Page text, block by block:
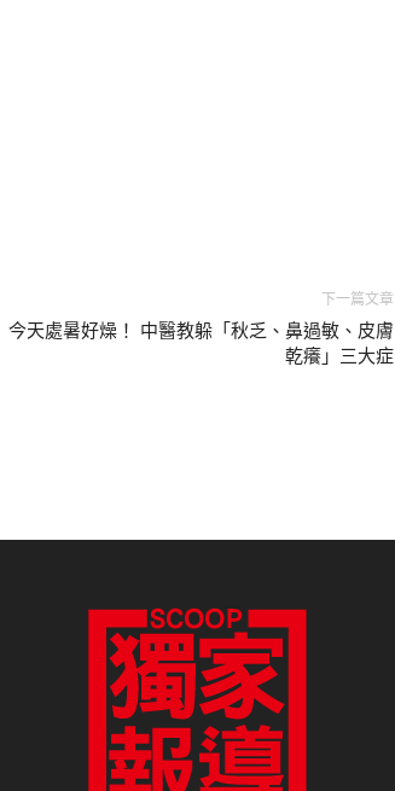
下一篇文章
今天處暑好燥！ 中醫教躲「秋乏、鼻過敏、皮膚
乾癢」三大症